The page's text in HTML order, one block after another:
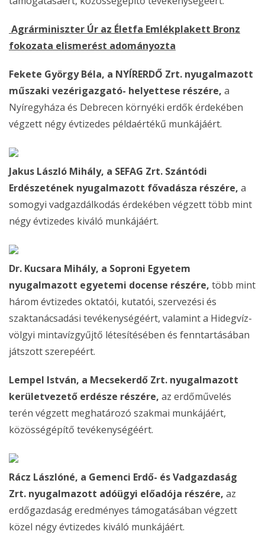
Agrárminiszter Úr az Életfa Emlékplakett Bronz
fokozata elismerést adományozta
Fekete György Béla, a NYÍRERDŐ Zrt. nyugalmazott
műszaki vezérigazgató- helyettese részére, a
Nyíregyháza és Debrecen környéki erdők érdekében
végzett négy évtizedes példaértékű munkájáért.
Jakus László Mihály, a SEFAG Zrt. Szántódi
Erdészetének nyugalmazott fővadásza részére, a
somogyi vadgazdálkodás érdekében végzett több mint
négy évtizedes kiváló munkájáért.
Dr. Kucsara Mihály, a Soproni Egyetem
nyugalmazott egyetemi docense részére, több mint
három évtizedes oktatói, kutatói, szervezési és
szaktanácsadási tevékenységéért, valamint a Hidegvíz-
völgyi mintavízgyűjtő létesítésében és fenntartásában
játszott szerepéért.
Lempel István, a Mecsekerdő Zrt. nyugalmazott
kerületvezető erdésze részére, az erdőművelés
terén végzett meghatározó szakmai munkájáért,
közösségépítő tevékenységéért.
Rácz Lászlóné, a Gemenci Erdő- és Vadgazdaság
Zrt. nyugalmazott adóügyi előadója részére, az
erdőgazdaság eredményes támogatásában végzett
közel négy évtizedes kiváló munkájáért.